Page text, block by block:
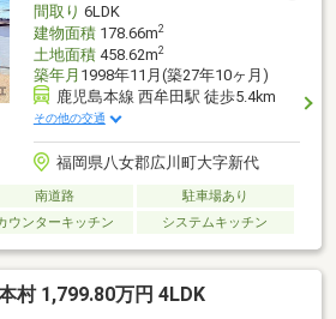
間取り 6LDK
建物面積178.66m2
土地面積458.62m2
築年月 1998年11月(築27年10ヶ月)
鹿児島本線 西牟田駅 徒歩5.4km
その他の交通
福岡県八女郡広川町大字新代
南道路
駐車場あり
ウンターキッチン システムキッチン
村 1,799.80万円 4LDK